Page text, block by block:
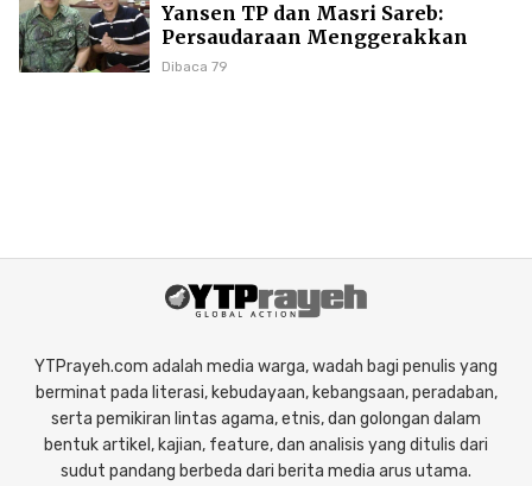
Yansen TP dan Masri Sareb:
Persaudaraan Menggerakkan
Literasi Borneo
Dibaca 79
YTPrayeh.com adalah media warga, wadah bagi penulis yang
berminat pada literasi, kebudayaan, kebangsaan, peradaban,
serta pemikiran lintas agama, etnis, dan golongan dalam
bentuk artikel, kajian, feature, dan analisis yang ditulis dari
sudut pandang berbeda dari berita media arus utama.